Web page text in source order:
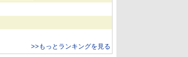
>>もっとランキングを見る